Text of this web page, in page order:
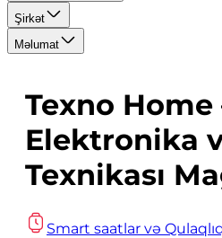
Şirkət
Məlumat
Texno Home
Elektronika
Texnikası
Smart saatlar və